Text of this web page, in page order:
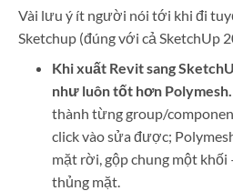
Vài lưu ý ít người nói tới khi đi
Sketchup (đúng với cả SketchUp
Khi xuất Revit sang
như luôn tốt hơn Polymesh.
thành từng group/
click vào sửa được;
mặt rời, gộp chung một
thủng mặt.